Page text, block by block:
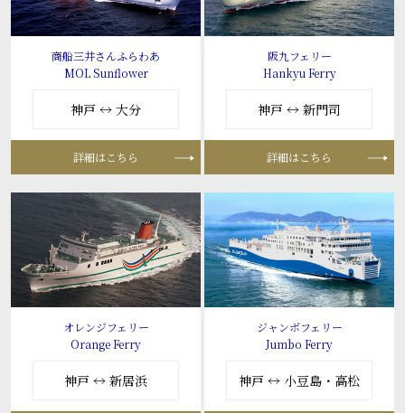
商船三井さんふらわあ
MOL Sunflower
神戸 ↔ 大分
詳細はこちら
阪九フェリー
Hankyu Ferry
神戸 ↔ 新門司
詳細はこちら
オレンジフェリー
Orange Ferry
神戸 ↔ 新居浜
ジャンボフェリー
Jumbo Ferry
神戸 ↔ 小豆島・高松